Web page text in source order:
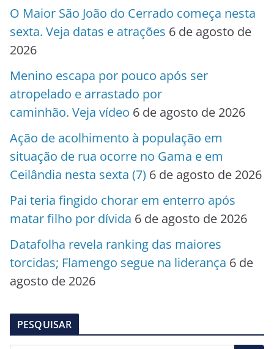
O Maior São João do Cerrado começa nesta
sexta. Veja datas e atrações 6 de agosto de
2026
Menino escapa por pouco após ser
atropelado e arrastado por
caminhão. Veja vídeo 6 de agosto de 2026
Ação de acolhimento à população em
situação de rua ocorre no Gama e em
Ceilândia nesta sexta (7) 6 de agosto de 2026
Pai teria fingido chorar em enterro após
matar filho por dívida 6 de agosto de 2026
Datafolha revela ranking das maiores
torcidas; Flamengo segue na liderança 6 de
agosto de 2026
PESQUISAR